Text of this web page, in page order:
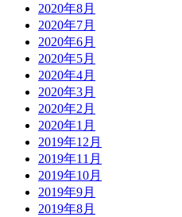
2020年8月
2020年7月
2020年6月
2020年5月
2020年4月
2020年3月
2020年2月
2020年1月
2019年12月
2019年11月
2019年10月
2019年9月
2019年8月